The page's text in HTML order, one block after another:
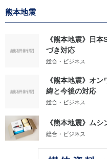
熊本地震
《熊本地震》日
づき対応
総合・ビジネス
《熊本地震》オ
緯と今後の対応
総合・ビジネス
《熊本地震》ム
総合・ビジネス